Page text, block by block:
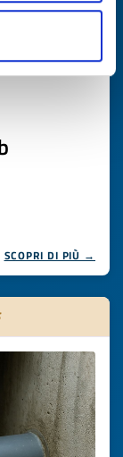
SCOPRI DI PIÙ →